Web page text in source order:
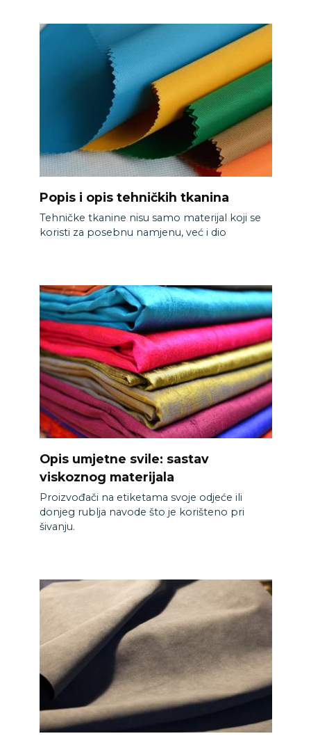
Popis i opis tehničkih tkanina
Tehničke tkanine nisu samo materijal koji se
koristi za posebnu namjenu, već i dio
Opis umjetne svile: sastav
viskoznog materijala
Proizvođači na etiketama svoje odjeće ili
donjeg rublja navode što je korišteno pri
šivanju.